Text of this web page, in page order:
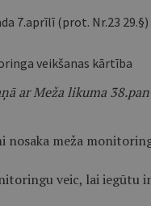
7.aprīlī (prot. Nr.23 29.§)
veikšanas kārtība
ar Meža likuma
nosaka meža
veic, lai iegūtu